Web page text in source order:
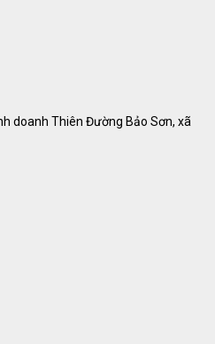
doanh Thiên Đường Bảo Sơn, xã